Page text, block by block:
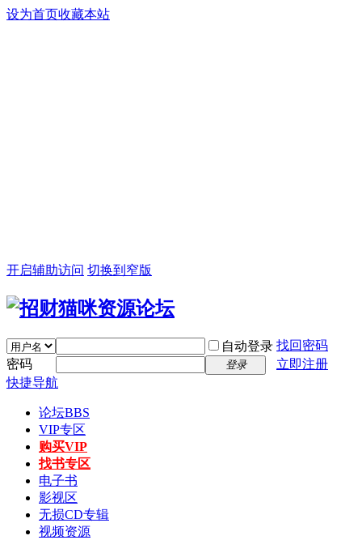
设为首页收藏本站
开启辅助访问 切换到窄版
自动登录 找回密码
密码
登录
立即注册
快捷导航
论坛BBS
VIP专区
购买VIP
找书专区
电子书
影视区
无损CD专辑
视频资源